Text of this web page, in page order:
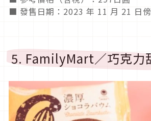
■ 發售日期：2023 年 11 月 21 日
5. FamilyMart／巧克力